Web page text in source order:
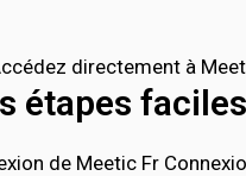
directement à
étapes
de Meetic Fr